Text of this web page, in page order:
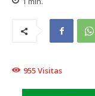
955Visitas